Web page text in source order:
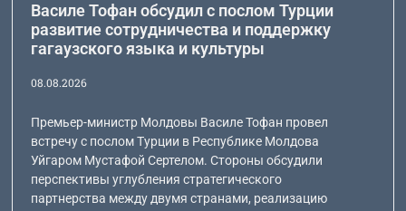
Василе Тофан обсудил с послом Турции
развитие сотрудничества и поддержку
гагаузского языка и культуры
08.08.2026
Премьер-министр Молдовы Василе Тофан провел
встречу с послом Турции в Республике Молдова
Уйгаром Мустафой Сертелом. Стороны обсудили
перспективы углубления стратегического
партнерства между двумя странами, реализацию